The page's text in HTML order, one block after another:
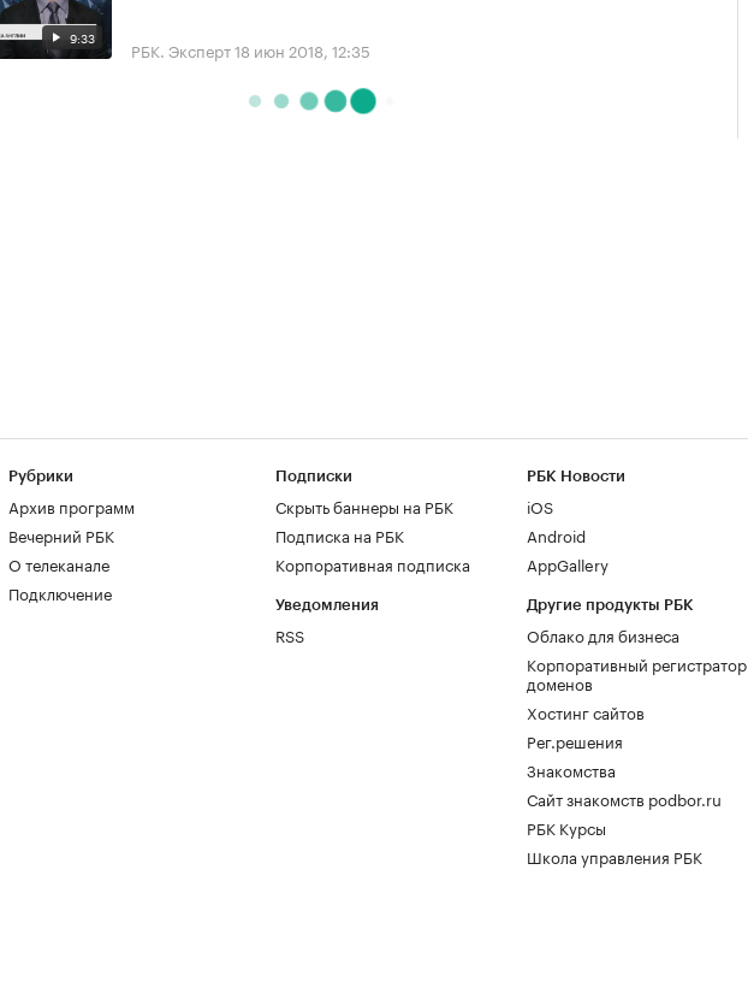
9:33 РБК. Эксперт18 июн 2018, 12:35
Рубрики
Архив программ
Вечерний РБК
О телеканале
Подключение
Подписки
Скрыть баннеры на РБК
Подписка на РБК
Корпоративная подписка
Уведомления
RSS
РБК Новости
iOS
Android
AppGallery
Другие продукты РБК
Облако для бизнеса
Корпоративный регистратор
доменов
Хостинг сайтов
Рег.решения
Знакомства
Сайт знакомств podbor.ru
РБК Курсы
Школа управления РБК